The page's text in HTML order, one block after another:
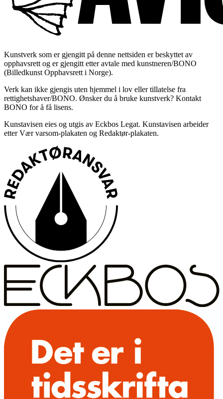
Kunstverk som er gjengitt på denne nettsiden er beskyttet av
opphavsrett og er gjengitt etter avtale med kunstneren/BONO
(Billedkunst Opphavsrett i Norge).
Verk kan ikke gjengis uten hjemmel i lov eller tillatelse fra
rettighetshaver/BONO. Ønsker du å bruke kunstverk? Kontakt
BONO for å få lisens.
Kunstavisen eies og utgis av Eckbos Legat. Kunstavisen arbeider
etter Vær varsom-plakaten og Redaktør-plakaten.